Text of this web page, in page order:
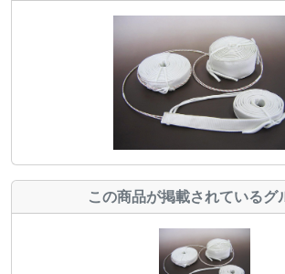
この商品が掲載されているグ